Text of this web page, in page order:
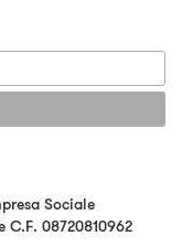
Sociale
C.F. 08720810962